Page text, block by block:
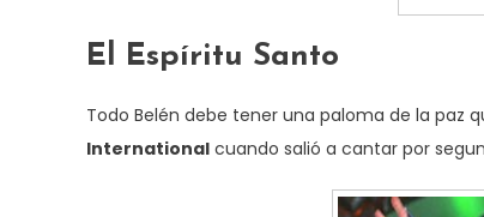
El Espíritu Santo
Todo Belén debe tener una paloma de la paz
International cuando salió a cantar por